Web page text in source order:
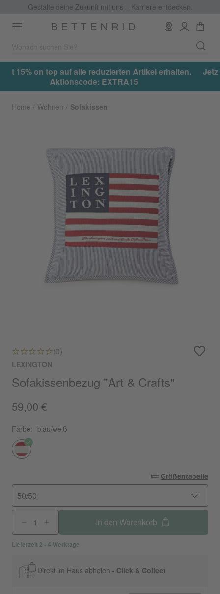
Gestalte deine Zukunft mit uns – Karriere entdecken.
Toggle
navigation
Artikel erhalten.
Jetzt 15% on top auf alle
Home Wohnen Sofakissen
(0)
LEXINGTON
Sofakissenbezug "Art & Crafts"
59,00 €
Farbe: blau/weiß
Größentabelle
50/50
In den Warenkorb
Lieferzeit 2 - 4 Werktage
Direkt im Haus abholen - Click & Collect